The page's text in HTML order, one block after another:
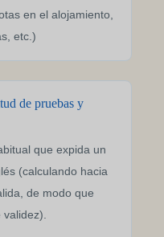
en el alojamiento,
etc.)
de pruebas y
que expida un
(calculando hacia
de modo que